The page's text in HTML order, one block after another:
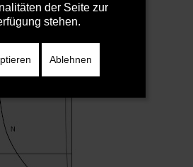
der Seite zur
stehen.
Ablehnen